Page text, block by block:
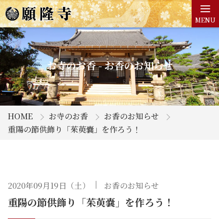
MENU
お寺のお香 - お香のお知らせ
HOME お寺のお香
お香のお知らせ
重陽の節供飾り「茱萸嚢」を作ろう！
2020年09月19日（土） お香のお知らせ
重陽の節供飾り「茱萸嚢」を作ろう！